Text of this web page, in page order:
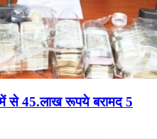
से 45.लाख रूपये बरामद 5